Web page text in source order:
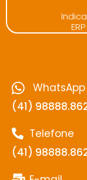
WhatsApp
(41)
Telefone
(41)